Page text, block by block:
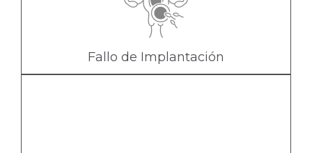
Fallo de Implantación